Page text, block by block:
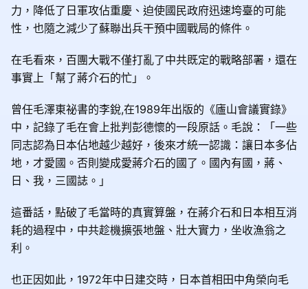
力，降低了日軍攻佔重慶、迫使國民政府迅速垮臺的可能
性，也隨之減少了蘇聯出兵干預中國戰局的條件。
在毛看來，百團大戰不僅打亂了中共既定的戰略部署，還在
事實上「幫了蔣介石的忙」。
曾任毛澤東祕書的李銳,在1989年出版的《廬山會議實錄》
中，記錄了毛在會上批判彭德懷的一段原話。毛說：「一些
同志認為日本佔地越少越好，後來才統一認識：讓日本多佔
地，才愛國。否則變成愛蔣介石的國了。國內有國，蔣、
日、我，三國誌。」
這番話，點破了毛當時的真實算盤，在蔣介石和日本相互消
耗的過程中，中共趁機擴張地盤、壯大實力，坐收漁翁之
利。
也正因如此，1972年中日建交時，日本首相田中角榮向毛